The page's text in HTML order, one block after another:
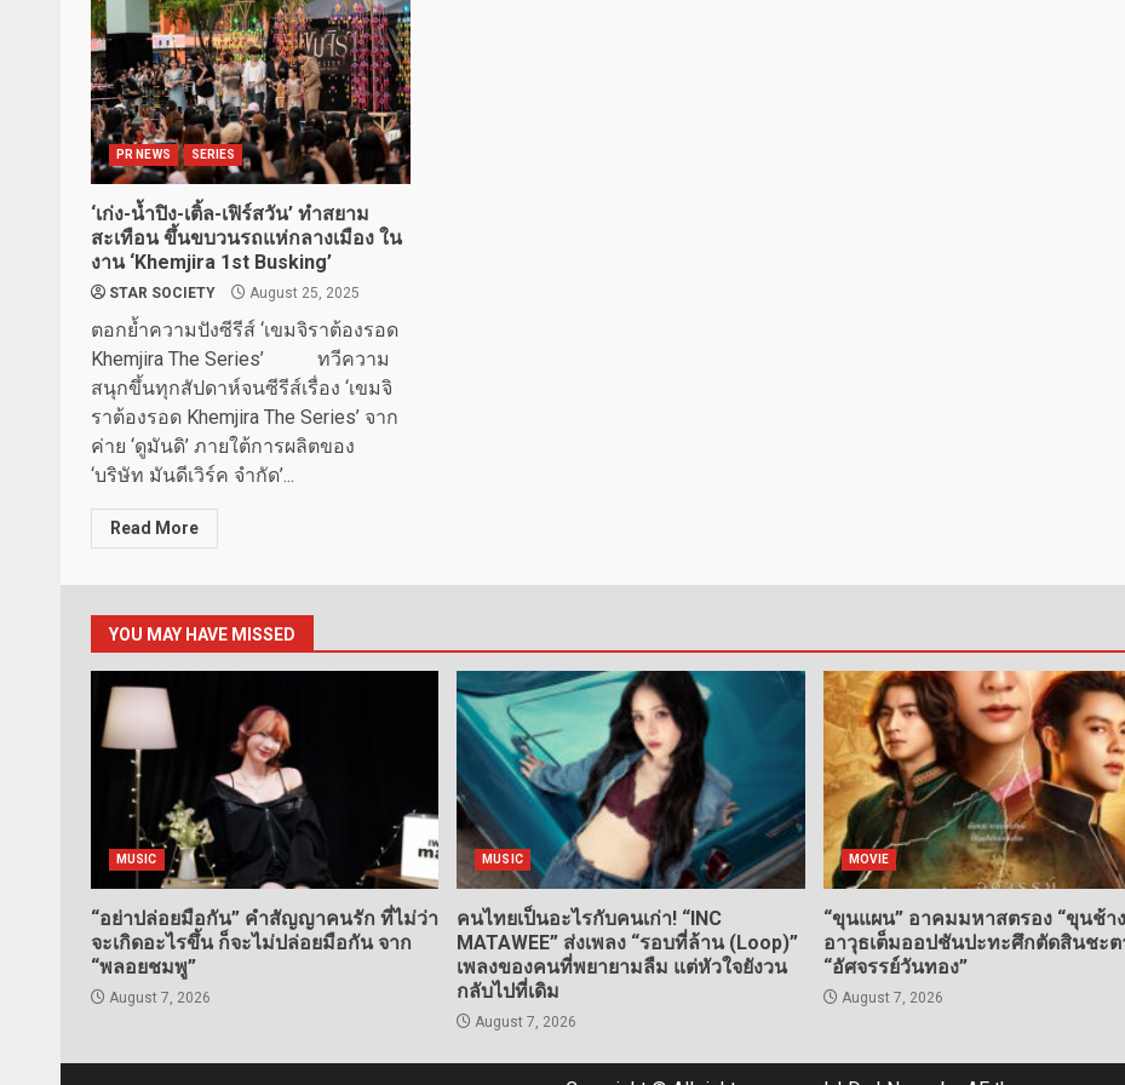
PR NEWS SERIES
‘เก่ง-น้ำปิง-เติ้ล-เฟิร์สวัน’ ทำสยาม
สะเทือน ขึ้นขบวนรถแห่กลางเมือง ใน
งาน ‘Khemjira 1st Busking’
STAR SOCIETY August 25, 2025
ตอกย้ำความปังซีรีส์ ‘เขมจิราต้องรอด
Khemjira The Series’ ทวีความ
สนุกขึ้นทุกสัปดาห์จนซีรีส์เรื่อง ‘เขมจิ
ราต้องรอด Khemjira The Series’ จาก
ค่าย ‘ดูมันดิ’ ภายใต้การผลิตของ
‘บริษัท มันดีเวิร์ค จำกัด’...
Read More
YOU MAY HAVE MISSED
MUSIC
“อย่าปล่อยมือกัน” คำสัญญาคนรัก ที่ไม่ว่า
จะเกิดอะไรขึ้น ก็จะไม่ปล่อยมือกัน จาก
“พลอยชมพู”
August 7, 2026
MUSIC
คนไทยเป็นอะไรกับคนเก่า! “INC
MATAWEE” ส่งเพลง “รอบที่ล้าน (Loop)”
เพลงของคนที่พยายามลืม แต่หัวใจยังวน
กลับไปที่เดิม
August 7, 2026
MOVIE
“ขุนแผน” อาคมมหาสตรอง “ขุนช้า
อาวุธเต็มออปชันปะทะศึกตัดสินชะต
“อัศจรรย์วันทอง”
August 7, 2026